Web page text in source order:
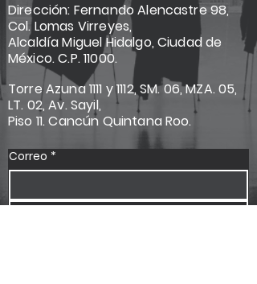
Dirección: Fernando Alencastre 98,
Col. Lomas Virreyes,
Alcaldía Miguel Hidalgo, Ciudad de
México. C.P. 11000.
Correo *
Torre Azuna 1111 y 1112, SM. 06, MZA. 05,
LT. 02, Av. Sayil,
Piso 11. Cancún Quintana Roo.